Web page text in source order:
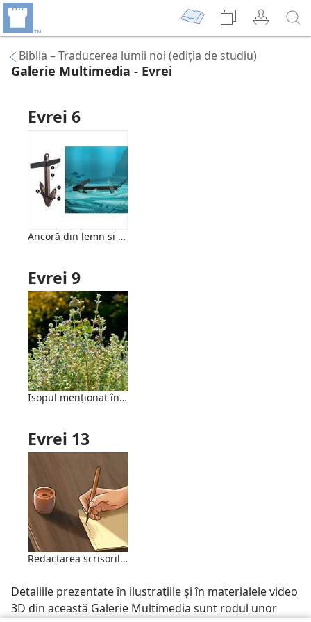
Biblia – Traducerea lumii noi (ediția de studiu)
Galerie Multimedia - Evrei
Evrei 6
Ancoră din lemn și metal
Evrei 9
Isopul menționat în Biblie
Evrei 13
Redactarea scrisorilor
Detaliile prezentate în ilustrațiile și în materialele video
3D din această Galerie Multimedia sunt rodul unor